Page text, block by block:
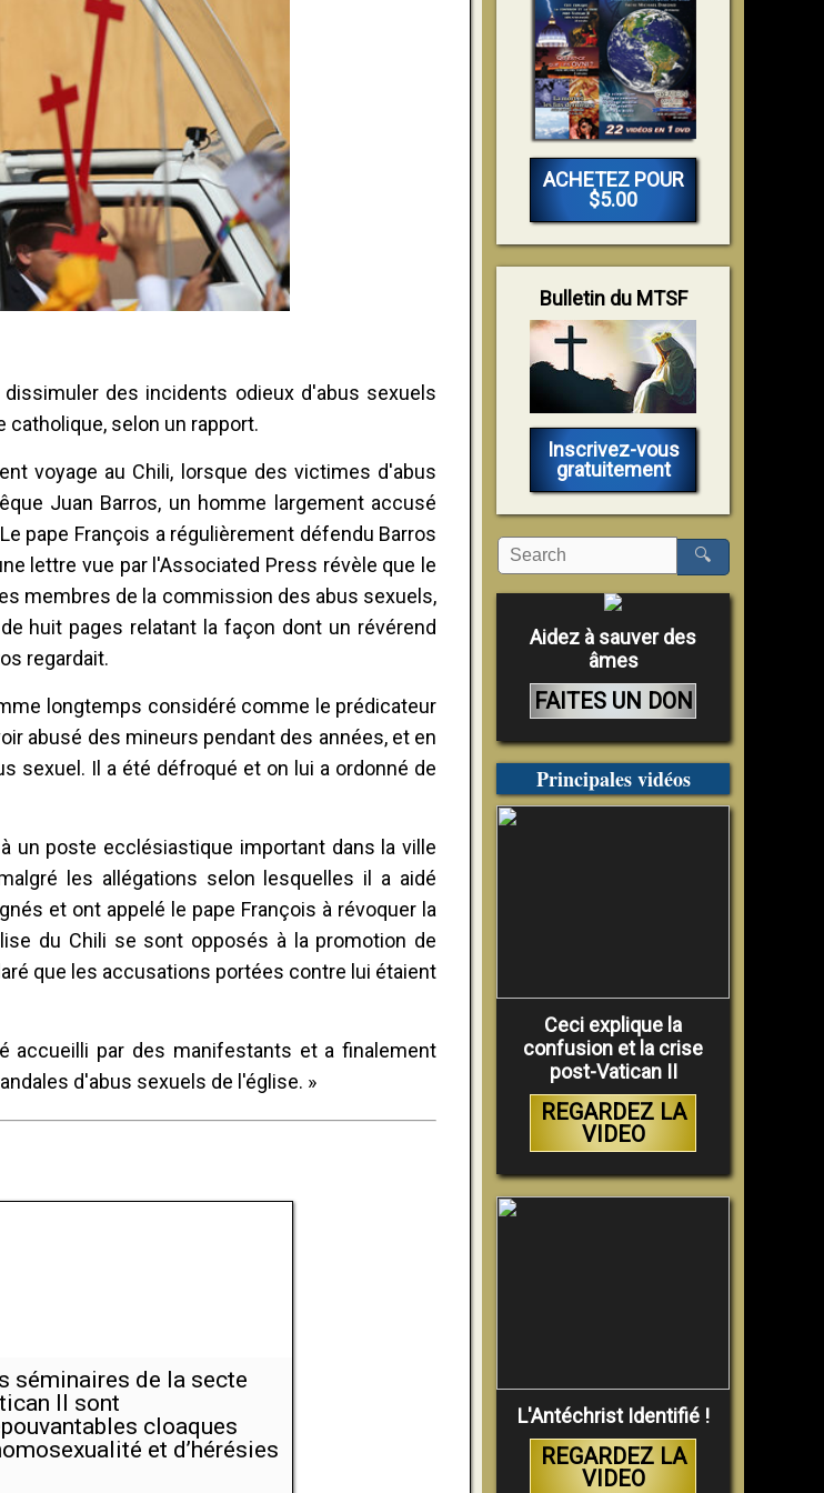
des incidents odieux d'abus sexuels
selon un rapport.
voyage au Chili, lorsque des victimes d'abus
Juan Barros, un homme largement accusé
pape François a régulièrement défendu Barros
lettre vue par l'Associated Press révèle que le
membres de la commission des abus sexuels,
huit pages relatant la façon dont un révérend
regardait.
longtemps considéré comme le prédicateur
abusé des mineurs pendant des années, et en
sexuel. Il a été défroqué et on lui a ordonné de
un poste ecclésiastique important dans la ville
les allégations selon lesquelles il a aidé
et ont appelé le pape François à révoquer la
du Chili se sont opposés à la promotion de
que les accusations portées contre lui étaient
accueilli par des manifestants et a finalement
d'abus sexuels de l'église. »
séminaires de la secte
II sont
cloaques
et d’hérésies
ACHETEZ POUR
$5.00
Bulletin du MTSF
Inscrivez-vous
gratuitement
🔍
Aidez à sauver des
âmes
FAITES UN DON
Principales vidéos
Ceci explique la
confusion et la crise
post-Vatican II
REGARDEZ LA
VIDEO
L'Antéchrist Identifié !
REGARDEZ LA
VIDEO